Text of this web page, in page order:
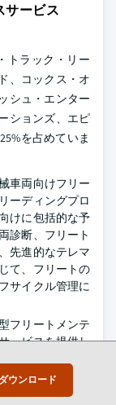
ウンロード
サービス
トラック・リー
、コックス・オ
シュ・エンター
ションズ、エピ
を占めていま
車両向けフリー
ーディングプロ
けに包括的な予
診断、フリート
先進的なテレマ
て、フリートの
サイクル管理に
フリートメンテ
ービスを提供し
フリートパフォ
ンテナンスプロ
ッドフリート技